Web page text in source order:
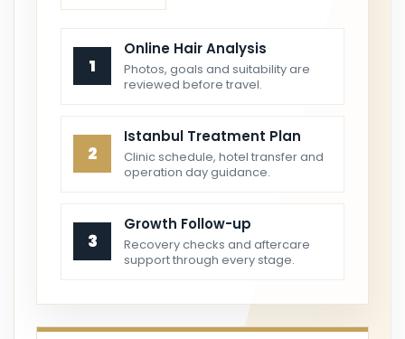
1
Online Hair Analysis
Photos, goals and suitability are
reviewed before travel.
2
Istanbul Treatment Plan
Clinic schedule, hotel transfer and
operation day guidance.
3
Growth Follow-up
Recovery checks and aftercare
support through every stage.